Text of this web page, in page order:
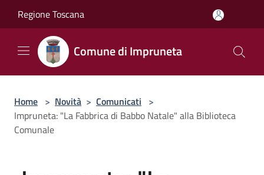
Regione Toscana
Comune di Impruneta
Home > Novità > Comunicati >
Impruneta: "La Fabbrica di Babbo Natale" alla Biblioteca
Comunale